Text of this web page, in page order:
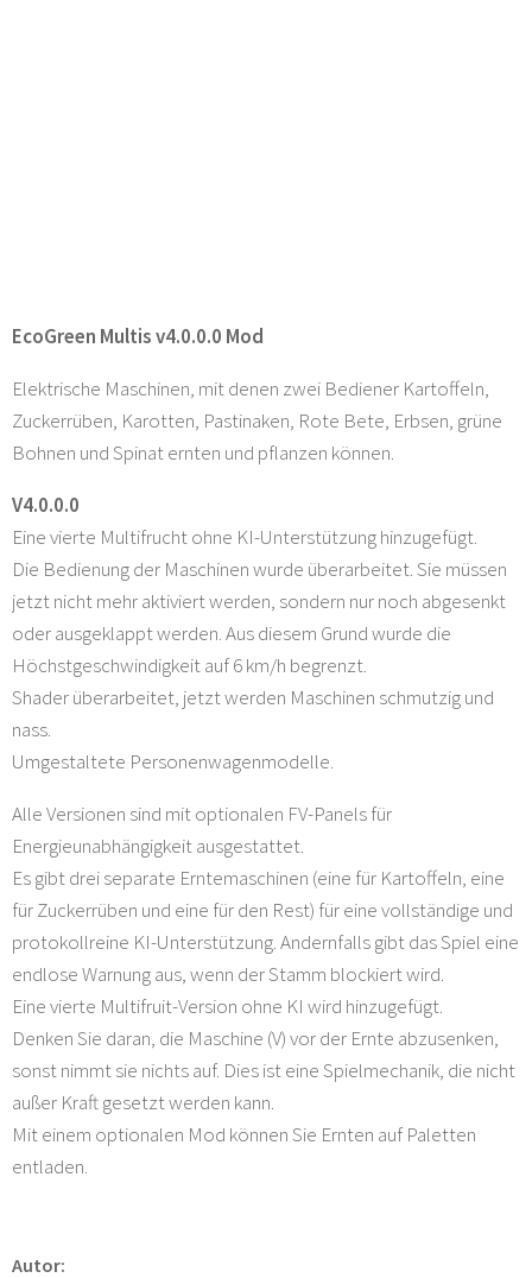
EcoGreen Multis v4.0.0.0 Mod
Elektrische Maschinen, mit denen zwei Bediener Kartoffeln,
Zuckerrüben, Karotten, Pastinaken, Rote Bete, Erbsen, grüne
Bohnen und Spinat ernten und pflanzen können.
V4.0.0.0
Eine vierte Multifrucht ohne KI-Unterstützung hinzugefügt.
Die Bedienung der Maschinen wurde überarbeitet. Sie müssen
jetzt nicht mehr aktiviert werden, sondern nur noch abgesenkt
oder ausgeklappt werden. Aus diesem Grund wurde die
Höchstgeschwindigkeit auf 6 km/h begrenzt.
Shader überarbeitet, jetzt werden Maschinen schmutzig und
nass.
Umgestaltete Personenwagenmodelle.
Alle Versionen sind mit optionalen FV-Panels für
Energieunabhängigkeit ausgestattet.
Es gibt drei separate Erntemaschinen (eine für Kartoffeln, eine
für Zuckerrüben und eine für den Rest) für eine vollständige und
protokollreine KI-Unterstützung. Andernfalls gibt das Spiel eine
endlose Warnung aus, wenn der Stamm blockiert wird.
Eine vierte Multifruit-Version ohne KI wird hinzugefügt.
Denken Sie daran, die Maschine (V) vor der Ernte abzusenken,
sonst nimmt sie nichts auf. Dies ist eine Spielmechanik, die nicht
außer Kraft gesetzt werden kann.
Mit einem optionalen Mod können Sie Ernten auf Paletten
entladen.
Autor: